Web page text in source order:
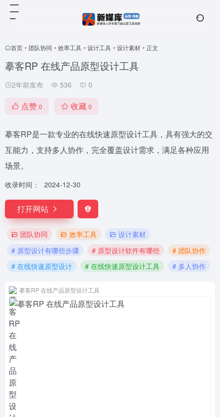
首页 • 团队协同 • 效率工具 • 设计工具 • 设计素材 • 正文
摹客RP 在线产品原型设计工具
2年前发布 536 0
点赞 0 收藏 0
摹客RP是一款专业的在线快速原型设计工具，具有强大的交
互能力，支持多人协作，完全覆盖设计需求，满足各种应用
场景。
收录时间： 2024-12-30
打开网站
团队协同 效率工具
设计素材
# 原型设计有哪些步骤
# 原型设计软件有哪些
# 团队协作
# 在线快速原型设计
# 在线快速原型设计工具 # 多人协作
摹客RP 在线产品原型设计工具